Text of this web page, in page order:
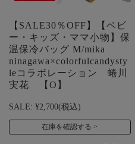
【SALE30％OFF】【ベビ
ー・キッズ・ママ小物】保
温保冷バッグ M/mika
ninagawa×colorfulcandysty
leコラボレーション 蜷川
実花 【O】
SALE: ¥2,700(税込)
在庫を確認する